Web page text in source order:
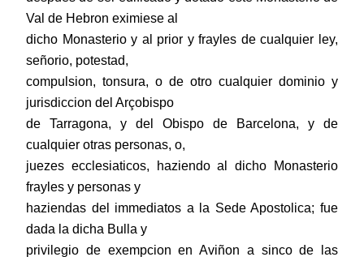
Val de Hebron eximiese al
dicho Monasterio y al prior y frayles de cualquier ley,
señorio, potestad,
compulsion, tonsura, o de otro cualquier dominio y
jurisdiccion del Arçobispo
de Tarragona, y del Obispo de Barcelona, y de
cualquier otras personas, o,
juezes ecclesiaticos, haziendo al dicho Monasterio
frayles y personas y
haziendas del immediatos a la Sede Apostolica; fue
dada la dicha Bulla y
privilegio de exempcion en Aviñon a sinco de las